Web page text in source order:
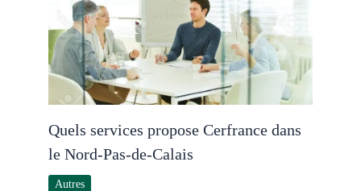
Quels services propose Cerfrance dans
le Nord-Pas-de-Calais
Autres